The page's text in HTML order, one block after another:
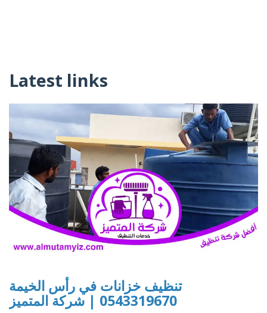
Latest links
تنظيف خزانات في رأس الخيمة
0543319670 | شركة المتميز